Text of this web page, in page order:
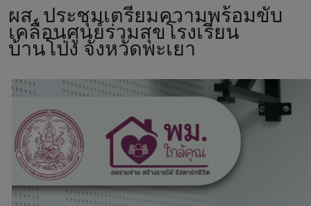
ผส. ประชุมเตรียมความพร้อมขับ
เคลื่อนศูนย์ร่วมสุขโรงเรียน
บ้านโป่ง จังหวัดพะเยา